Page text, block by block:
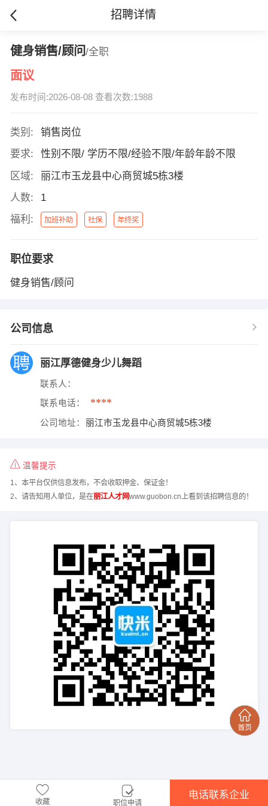
招聘详情
健身销售/顾问/全职
面议
发布时间:2026-08-08 查看次数:1988
类别:
销售岗位
要求:
性别不限/ 学历不限/经验不限/年龄年龄不限
区域:
丽江市玉龙县中心商贸城5栋3楼
人数:
1
福利:
加班补助 社保 年终奖
职位要求
健身销售/顾问
公司信息
丽江厚德健身少儿舞蹈
联系人：
联系电话： ****
公司地址： 丽江市玉龙县中心商贸城5栋3楼
温馨提示
1、本平台仅供信息发布，不会收取押金、保证金！
2、请告知用人单位，是在丽江人才网www.guobon.cn上看到该招聘信息的！
收藏 职位申请
电话联系企业